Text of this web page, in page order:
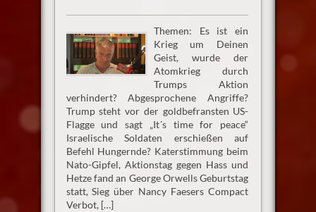
Themen: Es ist ein
Krieg um Deinen
Geist, wurde der
Atomkrieg durch
Trumps Aktion
verhindert? Abgesprochene Angriffe?
Trump steht vor der goldbefransten US-
Flagge und sagt „It´s time for peace“
Israelische Soldaten erschießen auf
Befehl Hungernde? Katerstimmung beim
Nato-Gipfel, Aktionstag gegen Hass und
Hetze fand an George Orwells Geburtstag
statt, Sieg über Nancy Faesers Compact
Verbot, […]